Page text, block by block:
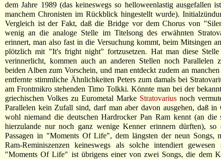
dem Jahre 1989 (das keineswegs so helloweenlastig ausgefallen
manchem Chronisten im Rückblick hingestellt wurde).
Vergleich ist der Fakt, daß die Bridge vor dem Chorus von
wenig an die analoge Stelle im Titelsong des erwähnten
erinnert, man also fast in die Versuchung kommt, beim Mitsingen
plötzlich mit "It's fright night" fortzusetzen. Hat man diese Stelle
verinnerlicht, kommen auch an anderen Stellen noch Parallelen
beiden Alben zum Vorschein, und man entdeckt zudem an
entfernte stimmliche Ähnlichkeiten Peters zum damals bei
am Frontmikro stehenden Timo Tolkki. Könnte man bei der
griechischen Volkes zu Eurometal Marke Stratovarius noch
Parallelen kein Zufall sind, darf man aber davon ausgehen, daß in
wohl niemand die deutschen Hardrocker Pan Ram kennt (an die
hierzulande nur noch ganz wenige Kenner erinnern dürften), so
Passagen in "Moments Of Life", dem längsten der neun Songs,
Ram-Reminiszenzen keineswegs als solche intendiert gewesen
"Moments Of Life" ist übrigens einer von zwei Songs, die dem